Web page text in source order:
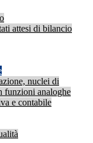
attesi di bilancio
nuclei di
funzioni analoghe
e contabile